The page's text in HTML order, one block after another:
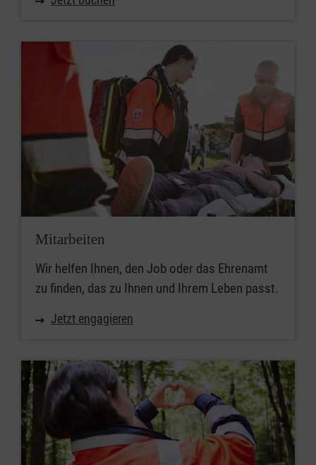
Mitarbeiten
Wir helfen Ihnen, den Job oder das Ehrenamt
zu finden, das zu Ihnen und Ihrem Leben passt.
Jetzt engagieren